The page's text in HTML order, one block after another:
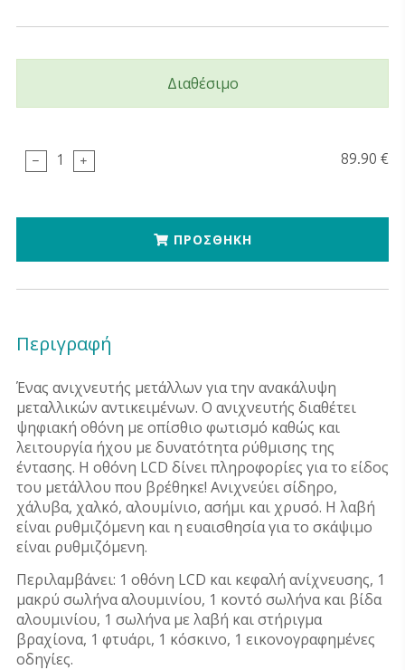
Διαθέσιμο
1 89.90 €
ΠΡΟΣΘΗΚΗ
Περιγραφή
Ένας ανιχνευτής μετάλλων για την ανακάλυψη
μεταλλικών αντικειμένων. Ο ανιχνευτής διαθέτει
ψηφιακή οθόνη με οπίσθιο φωτισμό καθώς και
λειτουργία ήχου με δυνατότητα ρύθμισης της
έντασης. Η οθόνη LCD δίνει πληροφορίες για το είδος
του μετάλλου που βρέθηκε! Ανιχνεύει σίδηρο,
χάλυβα, χαλκό, αλουμίνιο, ασήμι και χρυσό. Η λαβή
είναι ρυθμιζόμενη και η ευαισθησία για το σκάψιμο
είναι ρυθμιζόμενη.
Περιλαμβάνει: 1 οθόνη LCD και κεφαλή ανίχνευσης, 1
μακρύ σωλήνα αλουμινίου, 1 κοντό σωλήνα και βίδα
αλουμινίου, 1 σωλήνα με λαβή και στήριγμα
βραχίονα, 1 φτυάρι, 1 κόσκινο, 1 εικονογραφημένες
οδηγίες.